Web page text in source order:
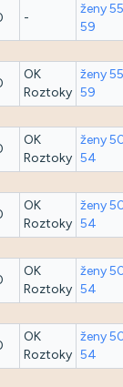
-
ženy
59
OK
Roztoky
ženy
59
OK
Roztoky
ženy
54
OK
Roztoky
ženy
54
OK
Roztoky
ženy
54
OK
Roztoky
ženy
54